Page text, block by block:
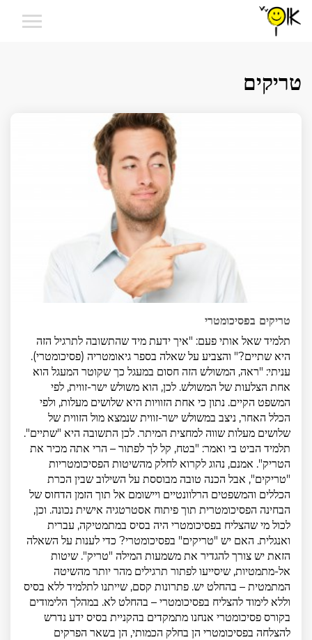
טריקים
טריקים בפסיכומטרי
תלמיד שאל אותי פעם: "איך ידעת מיד שהתשובה לתרגיל הזה
היא שתיים?" והצביע על שאלה בספר גיאומטריה (פסיכומטרי).
עניתי: "ראה, המשולש הזה חסום במעגל כך שקוטר המעגל הוא
אחת הצלעות של המשולש. לכן, הוא משולש ישר-זווית, לפי
המשפט הקיים. נתון כי אחת הזוויות היא שלושים מעלות, ולפי
הכלל האחר, ניצב במשולש ישר-זווית שנמצא מול הזווית של
שלושים מעלות שווה למחצית המיתר. לכן התשובה היא "שתיים".
תלמיד הביט בי ואמר: "בטח, קל לך לפתור – הרי אתה מכיר את
הטריק". אמנם, נהוג לקרוא לחלק מהשיטות הפסיכומטריות
"טריקים", אבל הכנה טובה מבוססת על השילוב שבין הכרת
הכללים והמשפטים הרלוונטיים ויישומם אל תוך הזמן הדחוס של
הבחינה הפסיכומטרית תוך פיתוח אסטרטגיה אישית נכונה. וכן,
לכול מי שהצליח בפסיכומטרי היה בסיס במתמטיקה, עברית
ואנגלית. האם יש "טריקים" בפסיכומטרי? כדי לענות על השאלה
הזאת יש צורך להגדיר את משמעות המילה "טריק". שיטות
אל-מתמטיות, שיסייעו לפתור תרגילים מהר יותר מהשיטה
המתמטית – בהחלט יש. פתרונות קסם, שייתנו לתלמיד ללא בסיס
וללא לימוד להצליח בפסיכומטרי – בהחלט לא. במהלך הלימודים
בקורס פסיכומטרי אנחנו מתמקדים בהקניית בסיס ידע נדרש
להצלחה בפסיכומטרי הן בחלק הכמותי, הן בשאר הפרקים